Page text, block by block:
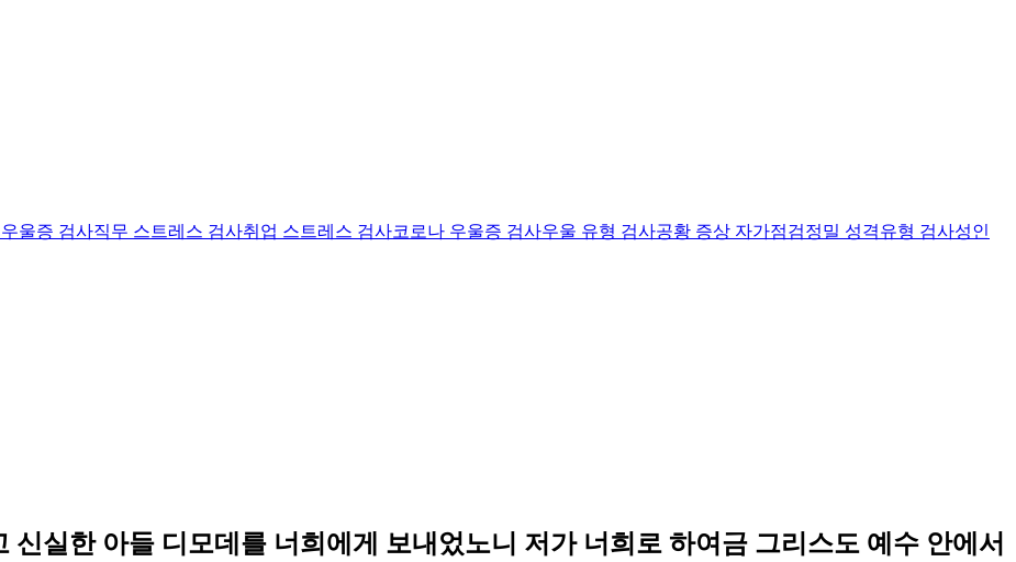
울증 검사직무 스트레스 검사취업 스트레스 검사코로나 우울증 검사우울 유형 검사공황 증상 자가점검정밀 성격유형 검사성인
신실한 아들 디모데를 너희에게 보내었노니 저가 너희로 하여금 그리스도 예수 안에서